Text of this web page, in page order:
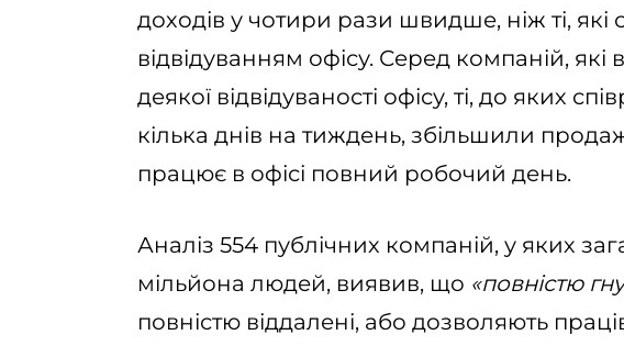
доходів у чотири рази швидше, ніж ті, які
відвідуванням офісу. Серед компаній,
деякої відвідуваності офісу, ті, до яких
кілька днів на тиждень, збільшили
працює в офісі повний робочий день.
Аналіз 554 публічних компаній, у яких
мільйона людей, виявив, що «повністю
повністю віддалені, або дозволяють